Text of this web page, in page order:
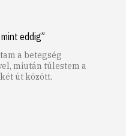
eddig”
a betegség
miután túlestem a
út között.